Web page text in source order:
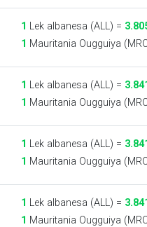
1 Lek albanesa (ALL) =
1 Mauritania Ougguiya
1 Lek albanesa (ALL) =
1 Mauritania Ougguiya
1 Lek albanesa (ALL) =
1 Mauritania Ougguiya
1 Lek albanesa (ALL) =
1 Mauritania Ougguiya